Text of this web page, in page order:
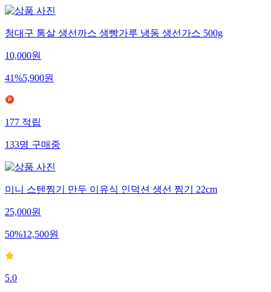
청대구 통살 생선까스 생빵가루 냉동 생선가스 500g
10,000원
41%5,900원
177적립
133명구매중
미니 스텐찜기 만두 이유식 인덕션 생선 찜기 22cm
25,000원
50%12,500원
5.0